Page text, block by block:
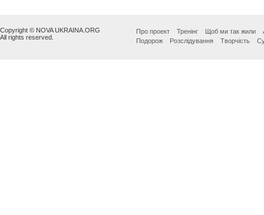
Copyright © NOVA UKRAINA.ORG
All rights reserved.
Про проект Тренінг Щоб ми так жили
Подорож
Розслідування Творчість